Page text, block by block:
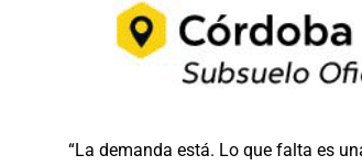
“La demanda está. Lo que falta es